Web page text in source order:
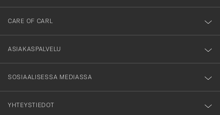
dig
till
vårt
nyhetsbrev!
CARE OF CARL
ASIAKASPALVELU
SOSIAALISESSA MEDIASSA
YHTEYSTIEDOT